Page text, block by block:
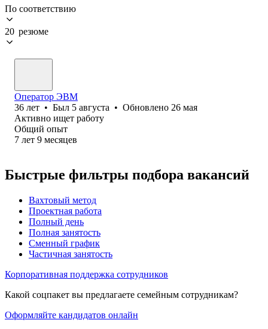
По соответствию
20 резюме
Оператор ЭВМ
36 лет • Был 5 августа • Обновлено 26 мая
Активно ищет работу
Общий опыт
7 лет 9 месяцев
Быстрые фильтры подбора вакансий
Вахтовый метод
Проектная работа
Полный день
Полная занятость
Сменный график
Частичная занятость
Корпоративная поддержка сотрудников
Какой соцпакет вы предлагаете семейным сотрудникам?
Оформляйте кандидатов онлайн